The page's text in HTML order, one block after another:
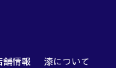
舗情報 漆について